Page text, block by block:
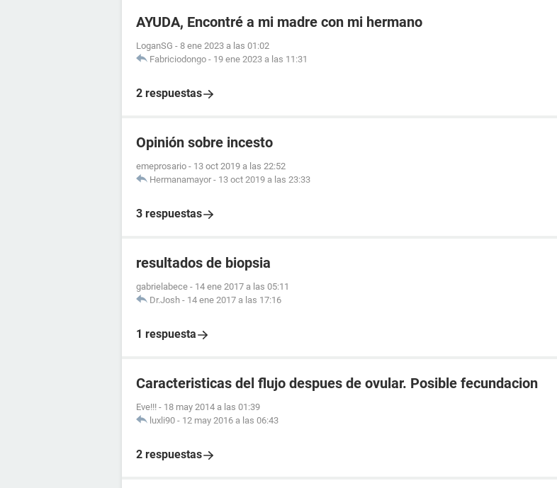
AYUDA, Encontré a mi madre con mi hermano
LoganSG - 8 ene 2023 a las 01:02
Fabriciodongo - 19 ene 2023 a las 11:31
2 respuestas
Opinión sobre incesto
emeprosario - 13 oct 2019 a las 22:52
Hermanamayor - 13 oct 2019 a las 23:33
3 respuestas
resultados de biopsia
gabrielabece - 14 ene 2017 a las 05:11
Dr.Josh - 14 ene 2017 a las 17:16
1 respuesta
Caracteristicas del flujo despues de ovular. Posible fecundacion
Eve!!! - 18 may 2014 a las 01:39
luxli90 - 12 may 2016 a las 06:43
2 respuestas